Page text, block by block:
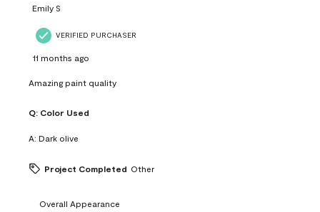
Emily S
VERIFIED PURCHASER
11 months ago
Amazing paint quality
Q: Color Used
A: Dark olive
Project Completed Other
Overall Appearance